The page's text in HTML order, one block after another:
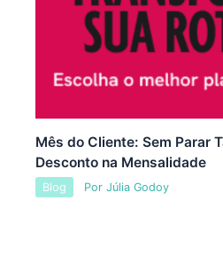
Mês do Cliente: Sem Parar
Desconto na Mensalidade
Blog Por Júlia Godoy